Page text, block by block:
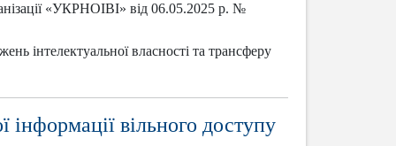
«УКРНОІВІ» від 06.05.2025 р. №
інтелектуальної власності та трансферу
вільного доступу